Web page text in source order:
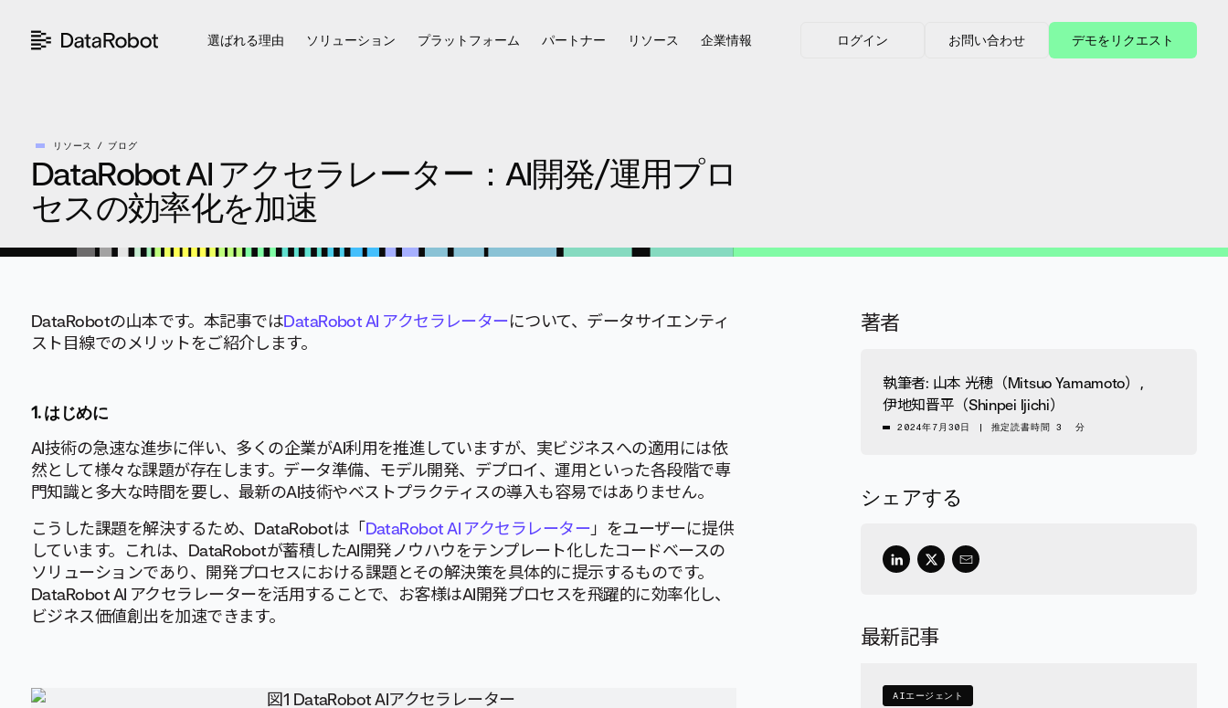
選ばれる理由 ソリューション プラットフォーム パートナー リソース 企業情報 ログイン お問い合わせ デモをリクエスト
リソース ブログ
DataRobot AI アクセラレーター：AI開発/運用プロ
セスの効率化を加速
DataRobotの山本です。本記事ではDataRobot AI アクセラレーターについて、データサイエンティ
スト目線でのメリットをご紹介します。
1.はじめに
AI技術の急速な進歩に伴い、多くの企業がAI利用を推進していますが、実ビジネスへの適用には依
然として様々な課題が存在します。データ準備、モデル開発、デプロイ、運用といった各段階で専
門知識と多大な時間を要し、最新のAI技術やベストプラクティスの導入も容易ではありません。
こうした課題を解決するため、DataRobotは「DataRobot AI アクセラレーター 」をユーザーに提供
しています。これは、DataRobotが蓄積したAI開発ノウハウをテンプレート化したコードベースの
ソリューションであり、開発プロセスにおける課題とその解決策を具体的に提示するものです。
DataRobot AI アクセラレーターを活用することで、お客様はAI開発プロセスを飛躍的に効率化し、
ビジネス価値創出を加速できます。
著者
執筆者: 山本 光穂（Mitsuo Yamamoto）,
伊地知晋平（Shinpei Ijichi）
2024年7月30日 推定読書時間 3 分
シェアする
最新記事
AIエージェント